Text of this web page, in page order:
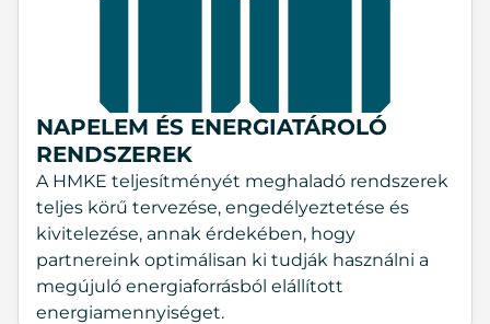
NAPELEM ÉS ENERGIATÁROLÓ
RENDSZEREK
A HMKE teljesítményét meghaladó rendszerek
teljes körű tervezése, engedélyeztetése és
kivitelezése, annak érdekében, hogy
partnereink optimálisan ki tudják használni a
megújuló energiaforrásból elállított
energiamennyiséget.